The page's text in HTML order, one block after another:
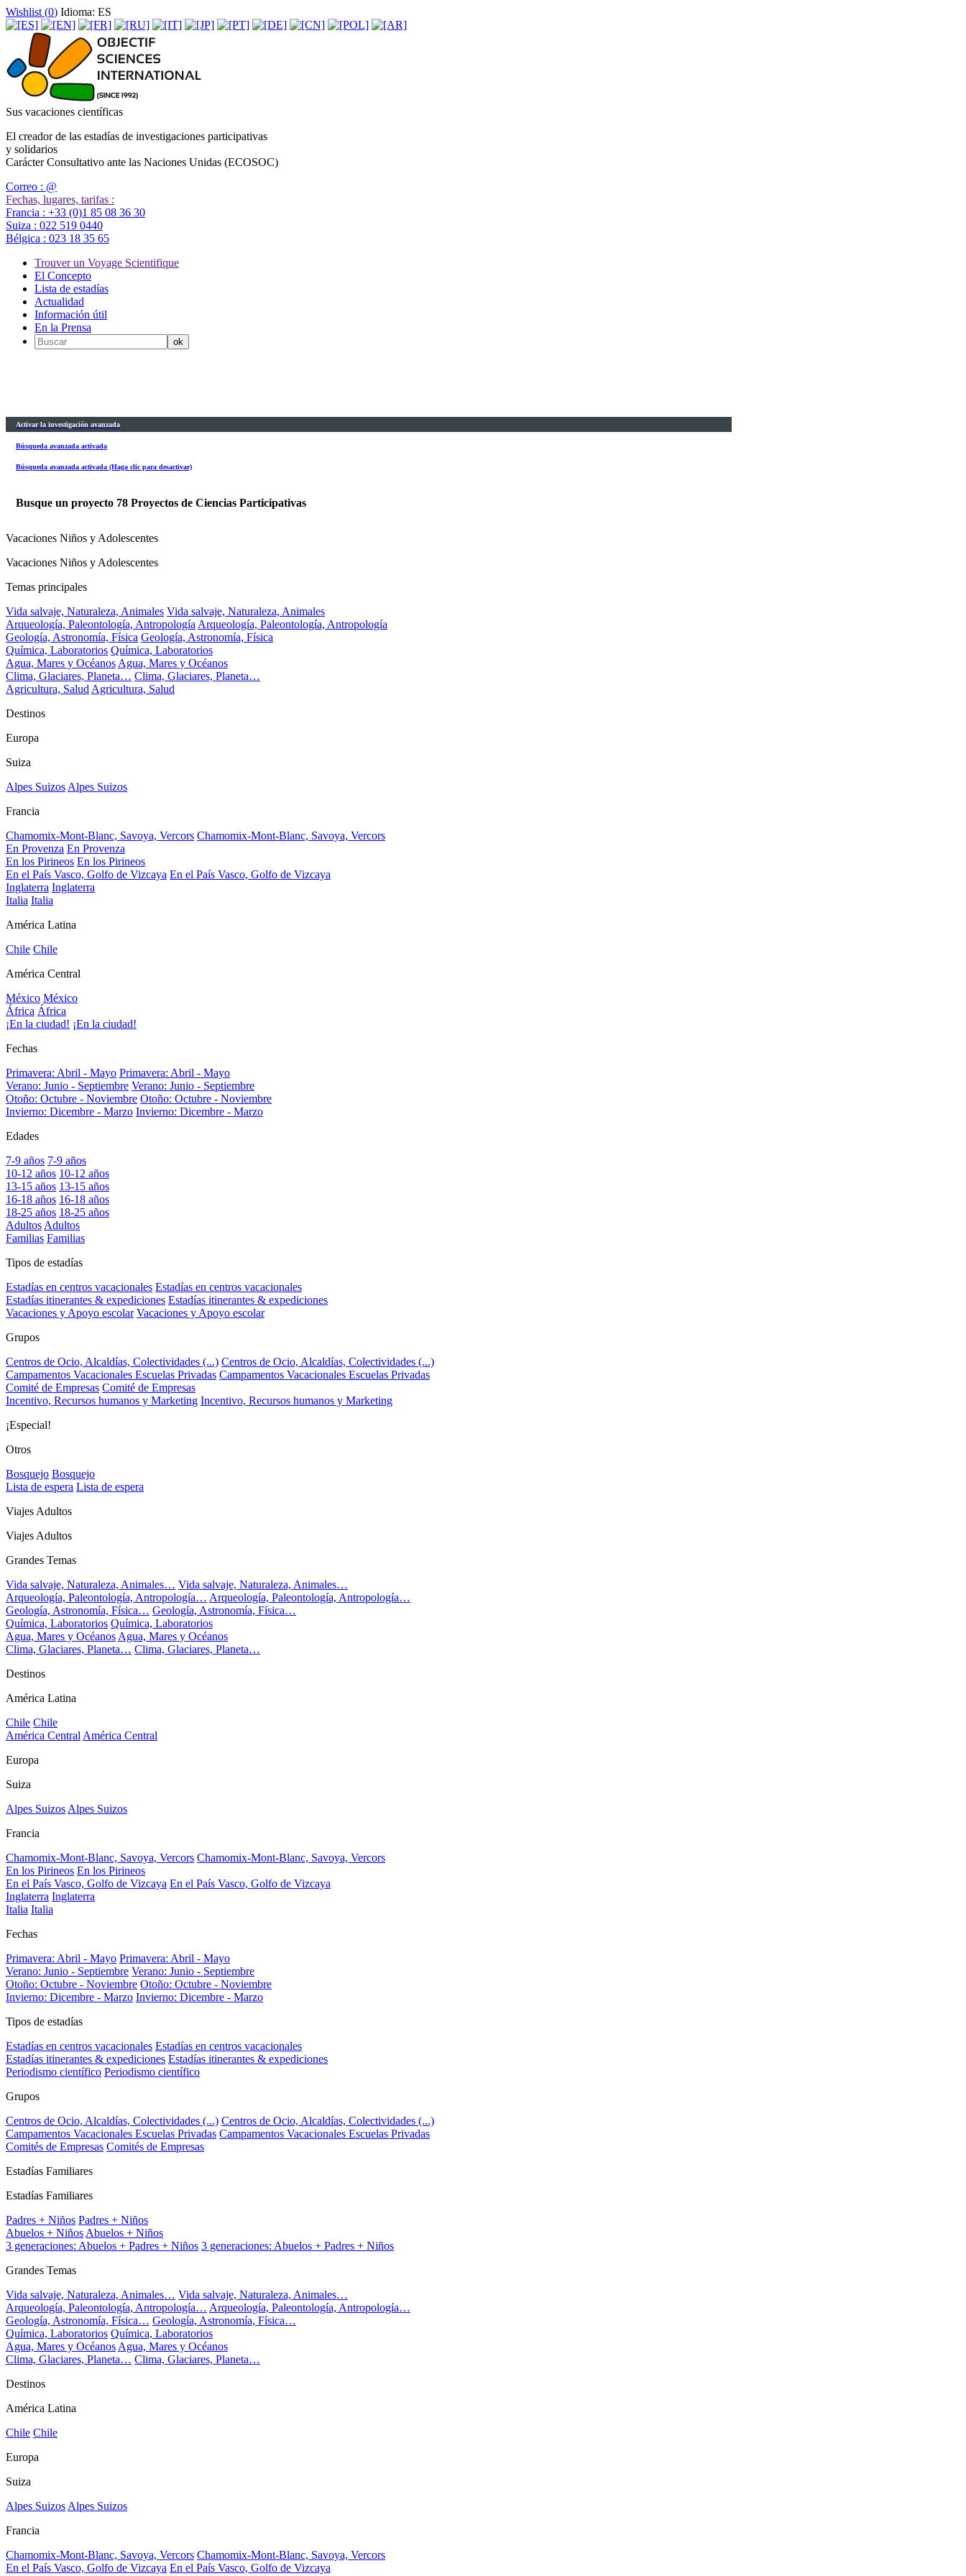
Wishlist (0) Idioma: ES
Sus vacaciones científicas
El creador de las estadías de investigaciones participativas
y solidarios
Carácter Consultativo ante las Naciones Unidas (ECOSOC)
Correo : @
Fechas, lugares, tarifas :
Francia : +33 (0)1 85 08 36 30
Suiza : 022 519 0440
Bélgica : 023 18 35 65
Trouver un Voyage Scientifique
El Concepto
Lista de estadías
Actualidad
Información útil
En la Prensa
Activar la investigación avanzada
Búsqueda avanzada activada
Búsqueda avanzada activada (Haga clic para desactivar)
Busque un proyecto 78 Proyectos de Ciencias Participativas
Vacaciones Niños y Adolescentes
Vacaciones Niños y Adolescentes
Temas principales
Vida salvaje, Naturaleza, Animales Vida salvaje, Naturaleza, Animales
Arqueología, Paleontología, AntropologíaArqueología, Paleontología, Antropología
Geología, Astronomía, Física Geología, Astronomía, Física
Química, Laboratorios Química, Laboratorios
Agua, Mares y OcéanosAgua, Mares y Océanos
Clima, Glaciares, Planeta… Clima, Glaciares, Planeta…
Agricultura, SaludAgricultura, Salud
Destinos
Europa
Suiza
Alpes SuizosAlpes Suizos
Francia
Chamomix-Mont-Blanc, Savoya, Vercors Chamomix-Mont-Blanc, Savoya, Vercors
En Provenza En Provenza
En los Pirineos En los Pirineos
En el País Vasco, Golfo de Vizcaya En el País Vasco, Golfo de Vizcaya
Inglaterra Inglaterra
Italia Italia
América Latina
Chile Chile
América Central
México México
África África
¡En la ciudad! ¡En la ciudad!
Fechas
Primavera: Abril - Mayo Primavera: Abril - Mayo
Verano: Junio - Septiembre Verano: Junio - Septiembre
Otoño: Octubre - Noviembre Otoño: Octubre - Noviembre
Invierno: Dicembre - Marzo Invierno: Dicembre - Marzo
Edades
7-9 años 7-9 años
10-12 años 10-12 años
13-15 años 13-15 años
16-18 años 16-18 años
18-25 años 18-25 años
AdultosAdultos
Familias Familias
Tipos de estadías
Estadías en centros vacacionales Estadías en centros vacacionales
Estadías itinerantes & expediciones Estadías itinerantes & expediciones
Vacaciones y Apoyo escolar Vacaciones y Apoyo escolar
Grupos
Centros de Ocio, Alcaldías, Colectividades (...) Centros de Ocio, Alcaldías, Colectividades (...)
Campamentos Vacacionales Escuelas Privadas Campamentos Vacacionales Escuelas Privadas
Comité de Empresas Comité de Empresas
Incentivo, Recursos humanos y Marketing Incentivo, Recursos humanos y Marketing
¡Especial!
Otros
Bosquejo Bosquejo
Lista de espera Lista de espera
Viajes Adultos
Viajes Adultos
Grandes Temas
Vida salvaje, Naturaleza, Animales… Vida salvaje, Naturaleza, Animales…
Arqueología, Paleontología, Antropología… Arqueología, Paleontología, Antropología…
Geología, Astronomía, Física… Geología, Astronomía, Física…
Química, Laboratorios Química, Laboratorios
Agua, Mares y OcéanosAgua, Mares y Océanos
Clima, Glaciares, Planeta… Clima, Glaciares, Planeta…
Destinos
América Latina
Chile Chile
América CentralAmérica Central
Europa
Suiza
Alpes SuizosAlpes Suizos
Francia
Chamomix-Mont-Blanc, Savoya, Vercors Chamomix-Mont-Blanc, Savoya, Vercors
En los Pirineos En los Pirineos
En el País Vasco, Golfo de Vizcaya En el País Vasco, Golfo de Vizcaya
Inglaterra Inglaterra
Italia Italia
Fechas
Primavera: Abril - Mayo Primavera: Abril - Mayo
Verano: Junio - Septiembre Verano: Junio - Septiembre
Otoño: Octubre - Noviembre Otoño: Octubre - Noviembre
Invierno: Dicembre - Marzo Invierno: Dicembre - Marzo
Tipos de estadías
Estadías en centros vacacionales Estadías en centros vacacionales
Estadías itinerantes & expediciones Estadías itinerantes & expediciones
Periodismo científico Periodismo científico
Grupos
Centros de Ocio, Alcaldías, Colectividades (...) Centros de Ocio, Alcaldías, Colectividades (...)
Campamentos Vacacionales Escuelas Privadas Campamentos Vacacionales Escuelas Privadas
Comités de Empresas Comités de Empresas
Estadías Familiares
Estadías Familiares
Padres + Niños Padres + Niños
Abuelos + NiñosAbuelos + Niños
3 generaciones: Abuelos + Padres + Niños 3 generaciones: Abuelos + Padres + Niños
Grandes Temas
Vida salvaje, Naturaleza, Animales… Vida salvaje, Naturaleza, Animales…
Arqueología, Paleontología, Antropología… Arqueología, Paleontología, Antropología…
Geología, Astronomía, Física… Geología, Astronomía, Física…
Química, Laboratorios Química, Laboratorios
Agua, Mares y OcéanosAgua, Mares y Océanos
Clima, Glaciares, Planeta… Clima, Glaciares, Planeta…
Destinos
América Latina
Chile Chile
Europa
Suiza
Alpes SuizosAlpes Suizos
Francia
Chamomix-Mont-Blanc, Savoya, Vercors Chamomix-Mont-Blanc, Savoya, Vercors
En el País Vasco, Golfo de Vizcaya En el País Vasco, Golfo de Vizcaya